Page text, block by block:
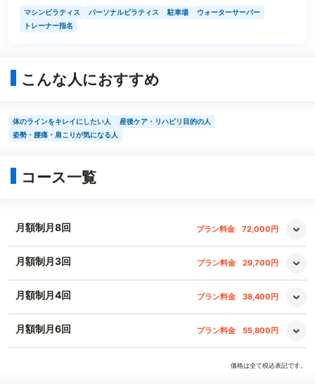
マシンピラティス パーソナルピラティス 駐車場
ウォーターサーバー
トレーナー指名
こんな人におすすめ
体のラインをキレイにしたい人
産後ケア・リハビリ目的の人
姿勢・腰痛・肩こりが気になる人
コース一覧
月額制月8回 プラン料金 72,000円
月額制月3回 プラン料金 29,700円
月額制月4回 プラン料金 38,400円
月額制月6回 プラン料金 55,800円
価格は全て税込表記です。